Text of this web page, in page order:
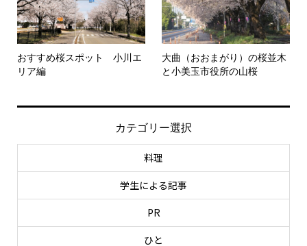
おすすめ桜スポット 小川エ
リア編
大曲（おおまがり）の桜並木
と小美玉市役所の山桜
カテゴリー選択
料理
学生による記事
PR
ひと